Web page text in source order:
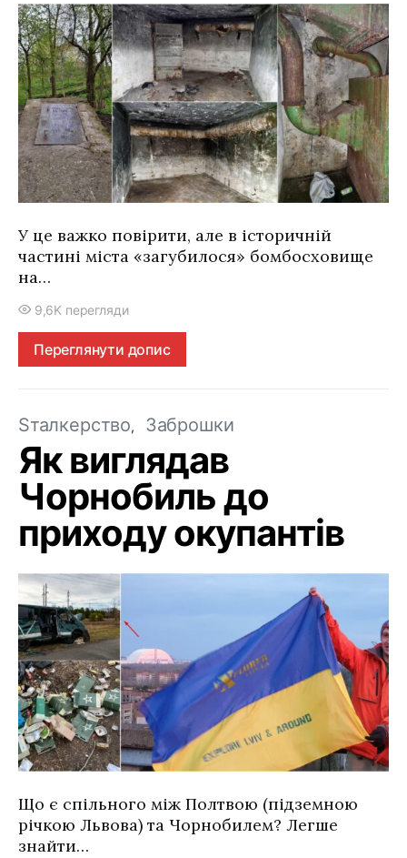
У це важко повірити, але в історичній
частині міста «загубилося» бомбосховище
на…
9,6K перегляди
Переглянути допис
Sталкерство Заброшки
Як виглядав
Чорнобиль до
приходу окупантів
Що є спільного між Полтвою (підземною
річкою Львова) та Чорнобилем? Легше
знайти…